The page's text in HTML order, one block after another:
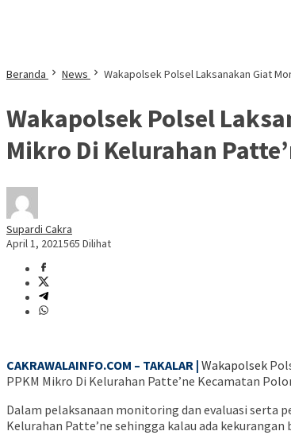
Beranda News Wakapolsek Polsel Laksanakan Giat
Wakapolsek Polsel
Mikro Di Kelurahan
Supardi Cakra
April 1, 2021565 Dilihat
CAKRAWALAINFO.COM – TAKALAR | Wakapolsek
PPKM Mikro Di Kelurahan Patte’ne Kecamatan
Dalam pelaksanaan monitoring dan evaluasi serta
Kelurahan Patte’ne sehingga kalau ada